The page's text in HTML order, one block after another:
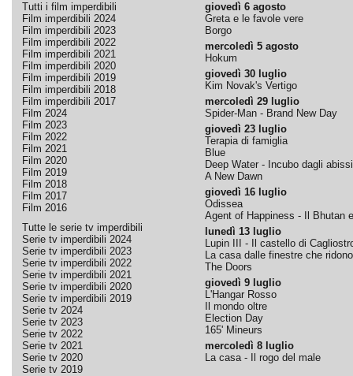
Tutti i film imperdibili
Film imperdibili 2024
Film imperdibili 2023
Film imperdibili 2022
Film imperdibili 2021
Film imperdibili 2020
Film imperdibili 2019
Film imperdibili 2018
Film imperdibili 2017
Film 2024
Film 2023
Film 2022
Film 2021
Film 2020
Film 2019
Film 2018
Film 2017
Film 2016
Tutte le serie tv imperdibili
Serie tv imperdibili 2024
Serie tv imperdibili 2023
Serie tv imperdibili 2022
Serie tv imperdibili 2021
Serie tv imperdibili 2020
Serie tv imperdibili 2019
Serie tv 2024
Serie tv 2023
Serie tv 2022
Serie tv 2021
Serie tv 2020
Serie tv 2019
giovedì 6 agosto
Greta e le favole vere
Borgo
mercoledì 5 agosto
Hokum
giovedì 30 luglio
Kim Novak's Vertigo
mercoledì 29 luglio
Spider-Man - Brand New Day
giovedì 23 luglio
Terapia di famiglia
Blue
Deep Water - Incubo dagli abissi
A New Dawn
giovedì 16 luglio
Odissea
Agent of Happiness - Il Bhutan
lunedì 13 luglio
Lupin III - Il castello di
La casa dalle finestre che ridono
The Doors
giovedì 9 luglio
L'Hangar Rosso
Il mondo oltre
Election Day
165' Mineurs
mercoledì 8 luglio
La casa - Il rogo del male